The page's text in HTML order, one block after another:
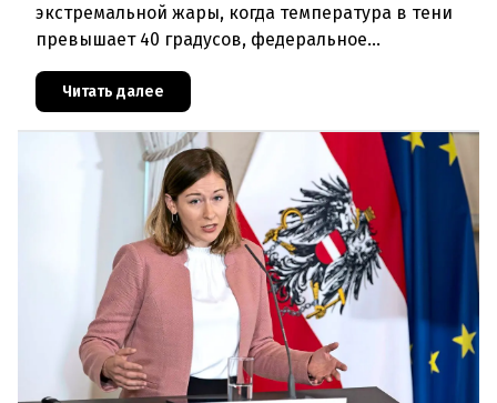
экстремальной жары, когда температура в тени
превышает 40 градусов, федеральное
проблемы перегрева жилых помещений. В среду н
Читать далее